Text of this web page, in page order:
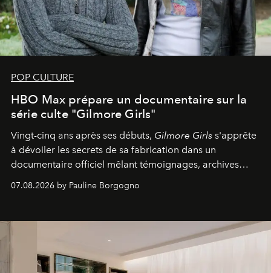
POP CULTURE
HBO Max prépare un documentaire sur la
série culte "Gilmore Girls"
Vingt-cinq ans après ses débuts, Gilmore Girls s'apprête
à dévoiler les secrets de sa fabrication dans un
documentaire officiel mêlant témoignages, archives
inédites et plongée dans les coulisses d'un phénomène
générationnel.
07.08.2026 by Pauline Borgogno